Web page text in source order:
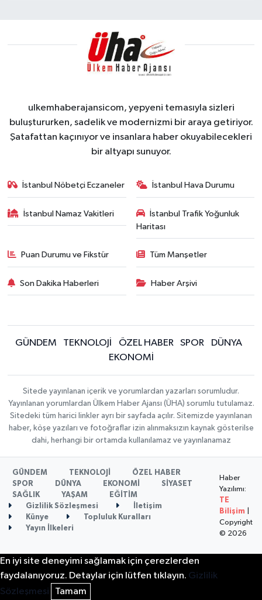
ulkemhaberajansicom, yepyeni temasıyla sizleri
buluştururken, sadelik ve modernizmi bir araya getiriyor.
Şatafattan kaçınıyor ve insanlara haber okuyabilecekleri
bir altyapı sunuyor.
İstanbul Nöbetçi Eczaneler İstanbul Hava Durumu
İstanbul Namaz Vakitleri
İstanbul Trafik Yoğunluk
Haritası
Puan Durumu ve Fikstür Tüm Manşetler
Son Dakika Haberleri Haber Arşivi
GÜNDEM TEKNOLOJİ ÖZEL HABER SPOR
DÜNYA
EKONOMİ
Sitede yayınlanan içerik ve yorumlardan yazarları sorumludur.
Yayınlanan yorumlardan Ülkem Haber Ajansı (ÜHA) sorumlu tutulamaz.
Sitedeki tüm harici linkler ayrı bir sayfada açılır. Sitemizde yayınlanan
haber, köşe yazıları ve fotoğraflar izin alınmaksızın kaynak gösterilse
dahi, herhangi bir ortamda kullanılamaz ve yayınlanamaz
GÜNDEM TEKNOLOJİ
ÖZEL HABER
SPOR
DÜNYA EKONOMİ
SİYASET
SAĞLIK
YAŞAM
EĞİTİM
Gizlilik Sözleşmesi
İletişim
Künye
Topluluk Kuralları
Yayın İlkeleri
Haber
Yazılımı:
TE
Bilişim
Copyright
© 2026
En iyi site deneyimi sağlamak için çerezlerden
faydalanıyoruz. Detaylar için lütfen tıklayın. Gizlilik
Sözleşmesi
Tamam